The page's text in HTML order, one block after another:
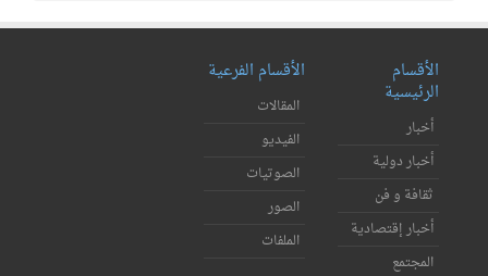
الأقسام
الرئيسية
أخبار
أخبار دولية
ثقافة و فن
أخبار إقتصادية
المجتمع
الأقسام الفرعية
المقالات
الفيديو
الصوتيات
الصور
الملفات